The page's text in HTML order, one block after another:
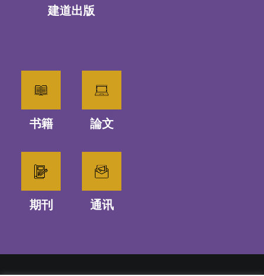
建道出版
书籍 論文
期刊 通讯